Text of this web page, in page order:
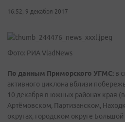
16:52, 9 декабря 2017
Фото: РИА VladNews
По данным Приморского УГМС: в
активного циклона вблизи
10 декабря в южных районах края
Артёмовском, Партизанском,
округах, городском округе